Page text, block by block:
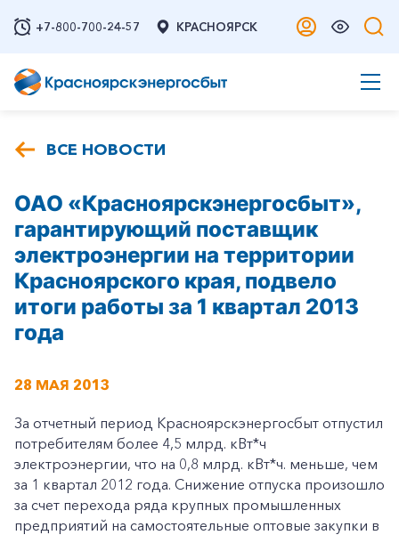
+7-800-700-24-57 КРАСНОЯРСК
ВСЕ НОВОСТИ
ОАО «Красноярскэнергосбыт»,
гарантирующий поставщик
электроэнергии на территории
Красноярского края, подвело
итоги работы за 1 квартал 2013
года
28 МАЯ 2013
За отчетный период Красноярскэнергосбыт отпустил
потребителям более 4,5 млрд. кВт*ч
электроэнергии, что на 0,8 млрд. кВт*ч. меньше, чем
за 1 квартал 2012 года. Снижение отпуска произошло
за счет перехода ряда крупных промышленных
предприятий на самостоятельные оптовые закупки в